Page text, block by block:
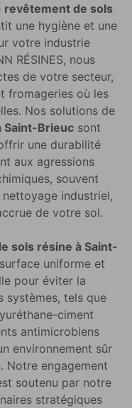
revêtement de sols
une hygiène et une
votre industrie
RÉSINES, nous
de votre secteur,
fromageries où les
Nos solutions de
Saint-Brieuc sont
une durabilité
aux agressions
souvent
industriel,
de votre sol.
sols résine à Saint-
uniforme et
pour éviter la
systèmes, tels que
ciment
antimicrobiens
environnement sûr
Notre engagement
soutenu par notre
stratégiques